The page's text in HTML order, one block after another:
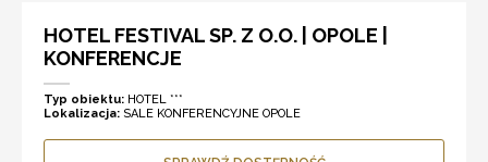
HOTEL FESTIVAL SP. Z O.O. | OPOLE |
KONFERENCJE
Typ obiektu: HOTEL ***
Lokalizacja: SALE KONFERENCYJNE OPOLE